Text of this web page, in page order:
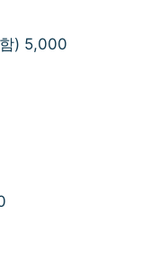
) 5,000